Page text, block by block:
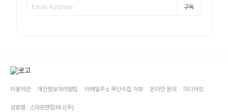
구독
이용약관 개인정보처리방침 이메일주소 무단수집 거부 온라인 문의 미디어킷
상호명 : 스마트앤컴퍼니(주)